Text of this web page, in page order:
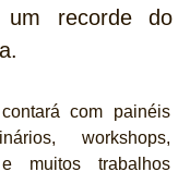
um recorde do
com painéis
workshops,
muitos trabalhos